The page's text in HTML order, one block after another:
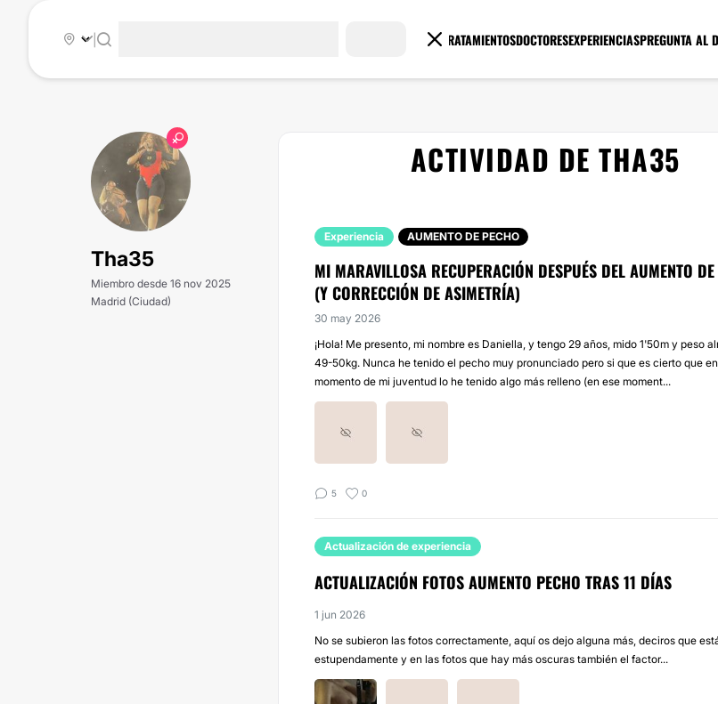
TRATAMIENTOSDOCTORESEXPERIENCIASPREGUNTA AL
|
Tha35
Miembro desde 16 nov 2025
Madrid (Ciudad)
ACTIVIDAD DE THA35
Experiencia AUMENTO DE PECHO
MI MARAVILLOSA RECUPERACIÓN DESPUÉS DEL AUMENTO
(Y CORRECCIÓN DE ASIMETRÍA)
30 may 2026
¡Hola! Me presento, mi nombre es Daniella, y tengo 29 años, mido 1'50m y peso
49-50kg. Nunca he tenido el pecho muy pronunciado pero si que es cierto que
momento de mi juventud lo he tenido algo más relleno (en ese moment...
5 0
Actualización de experiencia
ACTUALIZACIÓN FOTOS AUMENTO PECHO TRAS 11 DÍAS
1 jun 2026
No se subieron las fotos correctamente, aquí os dejo alguna más, deciros que
estupendamente y en las fotos que hay más oscuras también el factor...